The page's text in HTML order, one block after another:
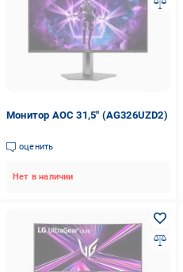
Монитор AOC 31,5" (AG326UZD2)
оценить
Нет в наличии